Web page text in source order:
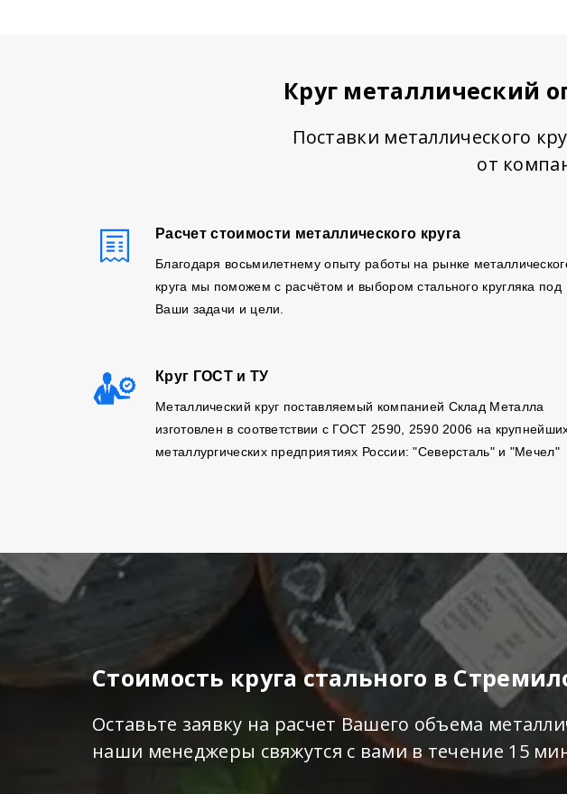
Круг металлический
Поставки металлического
от
Расчет стоимости металлического круга
Благодаря восьмилетнему опыту работы на рынке
круга мы поможем с расчётом и выбором стального кругляка под
Ваши задачи и цели.
Круг ГОСТ и ТУ
Металлический круг поставляемый компанией Склад Металла
изготовлен в соответствии с ГОСТ 2590, 2590 2006 на
металлургических предприятиях России: "Северсталь" и "Мечел"
Стоимость круга стального в
Оставьте заявку на расчет Вашего объема
наши менеджеры свяжутся с вами в течение 15